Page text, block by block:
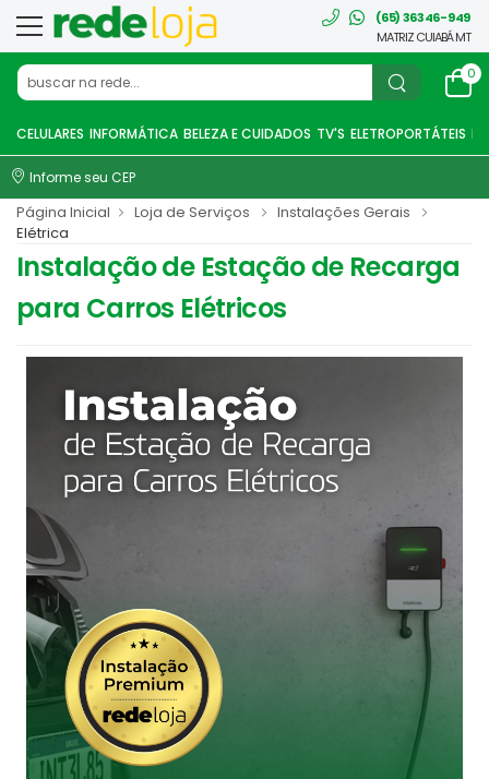
(65) 36346-949
MATRIZ CUIABÁ MT
0
CELULARES INFORMÁTICA BELEZA E CUIDADOS TV'S ELETROPORTÁTEIS
Informe seu CEP
Página Inicial Loja de Serviços
Instalações Gerais
Elétrica
Instalação de Estação de Recarga
para Carros Elétricos